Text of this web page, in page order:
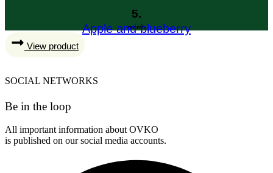
5.
month
Apple and blueberry
View product
SOCIAL NETWORKS
Be in the loop
All important information about OVKO
is published on our social media accounts.